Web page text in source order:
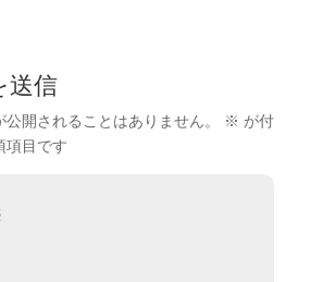
送信
公開されることはありません。 ※ が付
項目です